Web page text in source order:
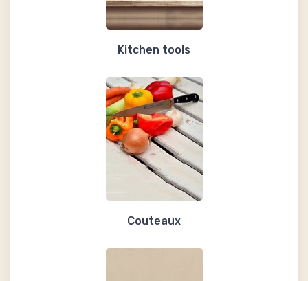
Kitchen tools
Couteaux